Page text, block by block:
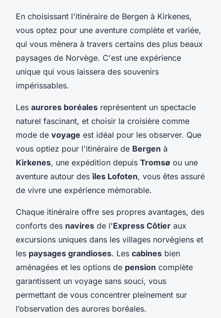
En choisissant l'itinéraire de Bergen à Kirkenes,
vous optez pour une aventure complète et variée,
qui vous mènera à travers certains des plus beaux
paysages de Norvège. C'est une expérience
unique qui vous laissera des souvenirs
impérissables.
Les aurores boréales représentent un spectacle
naturel fascinant, et choisir la croisière comme
mode de voyage est idéal pour les observer. Que
vous optiez pour l'itinéraire de Bergen à
Kirkenes, une expédition depuis Tromsø ou une
aventure autour desîles Lofoten, vous êtes assuré
de vivre une expérience mémorable.
Chaque itinéraire offre ses propres avantages, des
conforts des navires de l'Express Côtier aux
excursions uniques dans les villages norvégiens et
les paysages grandioses. Les cabines bien
aménagées et les options de pension complète
garantissent un voyage sans souci, vous
permettant de vous concentrer pleinement sur
l’observation des aurores boréales.